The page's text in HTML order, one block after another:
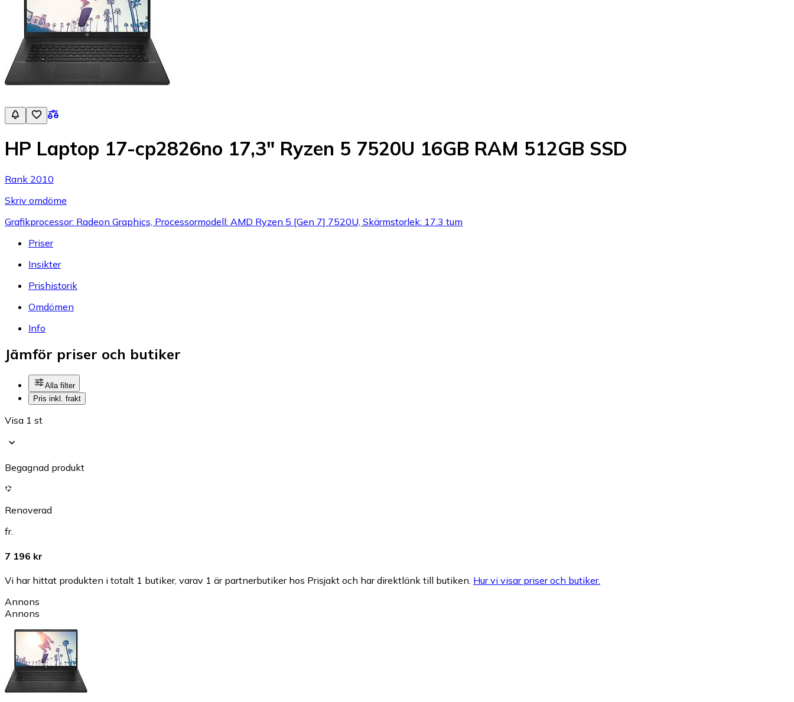
HP Laptop 17-cp2826no 17,3" Ryzen 5 7520U 16GB RAM 512GB SSD
Rank 2010
Skriv omdöme
Grafikprocessor: Radeon Graphics, Processormodell: AMD Ryzen 5 [Gen 7] 7520U, Skärmstorlek: 17.3 tum
Priser
Insikter
Prishistorik
Omdömen
Info
Jämför priser och butiker
Alla filter
Pris inkl. frakt
Visa 1 st
Begagnad produkt
Renoverad
fr.
7 196 kr
Vi har hittat produkten i totalt 1 butiker, varav 1 är partnerbutiker hos Prisjakt och har direktlänk till butiken. Hur vi visar priser och butiker.
Annons
Annons